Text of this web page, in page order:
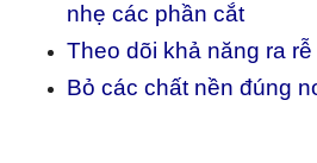
nhẹ các phần cắt
Theo dõi khả năng ra
Bỏ các chất nền đúng